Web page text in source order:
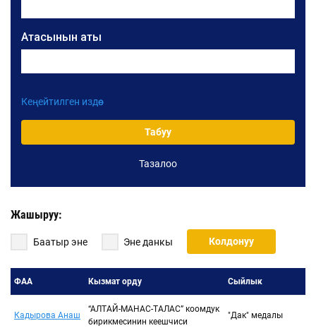
Атасынын аты
Кеңейтилген издөө
Жарлыктын датасынан:
Сыйлыкты тандоо
Табуу
Тазалоо
Жашыруу:
Баатыр эне Эне данкы Колдонуу
ФАА Кызмат орду Сыйлык
Кадырова Анаш
“АЛТАЙ-МАНАС-ТАЛАС” коомдук
бирикмесинин кеңешчиси
"Даңк" медалы